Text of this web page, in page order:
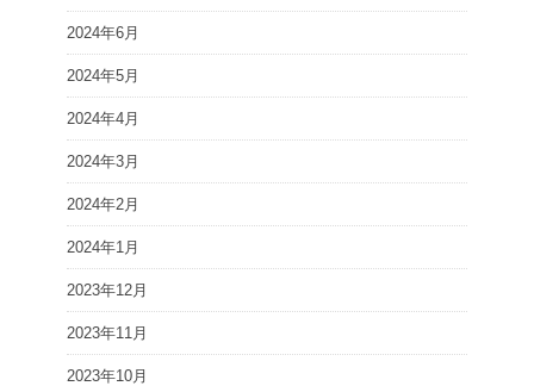
2024年6月
2024年5月
2024年4月
2024年3月
2024年2月
2024年1月
2023年12月
2023年11月
2023年10月